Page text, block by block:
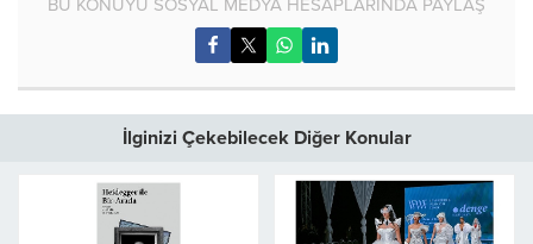
BU KONUYU SOSYAL MEDYA HESAPLARINDA PAYLAŞ
İlginizi Çekebilecek Diğer Konular